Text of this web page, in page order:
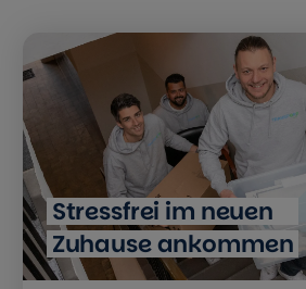
Stressfrei im neuen
Zuhause ankommen